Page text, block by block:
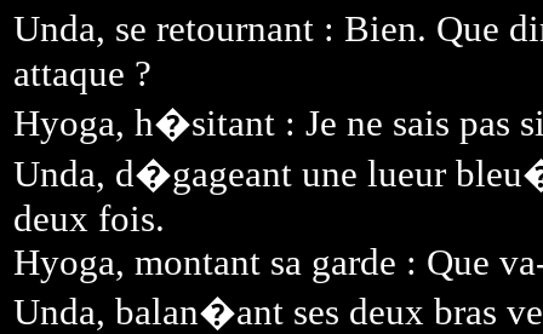
Unda, se retournant : Bien. Que
attaque ?
Hyoga, h�sitant : Je ne sais pas
Unda, d�gageant une lueur
deux fois.
Hyoga, montant sa garde : Que
Unda, balan�ant ses deux bras